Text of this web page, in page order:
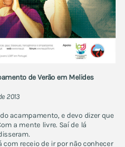
de Verão em Melides
2013
acampamento, e devo dizer que
a mente livre. Saí de lá
com receio de ir por não conhecer